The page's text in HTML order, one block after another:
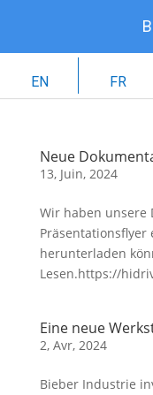
Neue
13, Juin, 2024
Wir haben unsere
Präsentationsflyer
herunterladen
Lesen.https://
Eine neue
2, Avr, 2024
Bieber Industrie